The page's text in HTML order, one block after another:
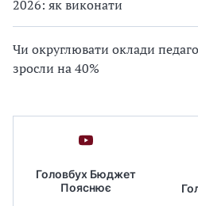
2026: як виконати
Чи округлювати оклади
зросли на 40%
Головбух Бюджет
Пояснює